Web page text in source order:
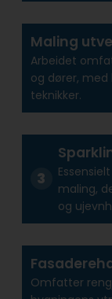
Maling
Arbeidet
og dører,
teknikker.
maling,
og
Omfatter